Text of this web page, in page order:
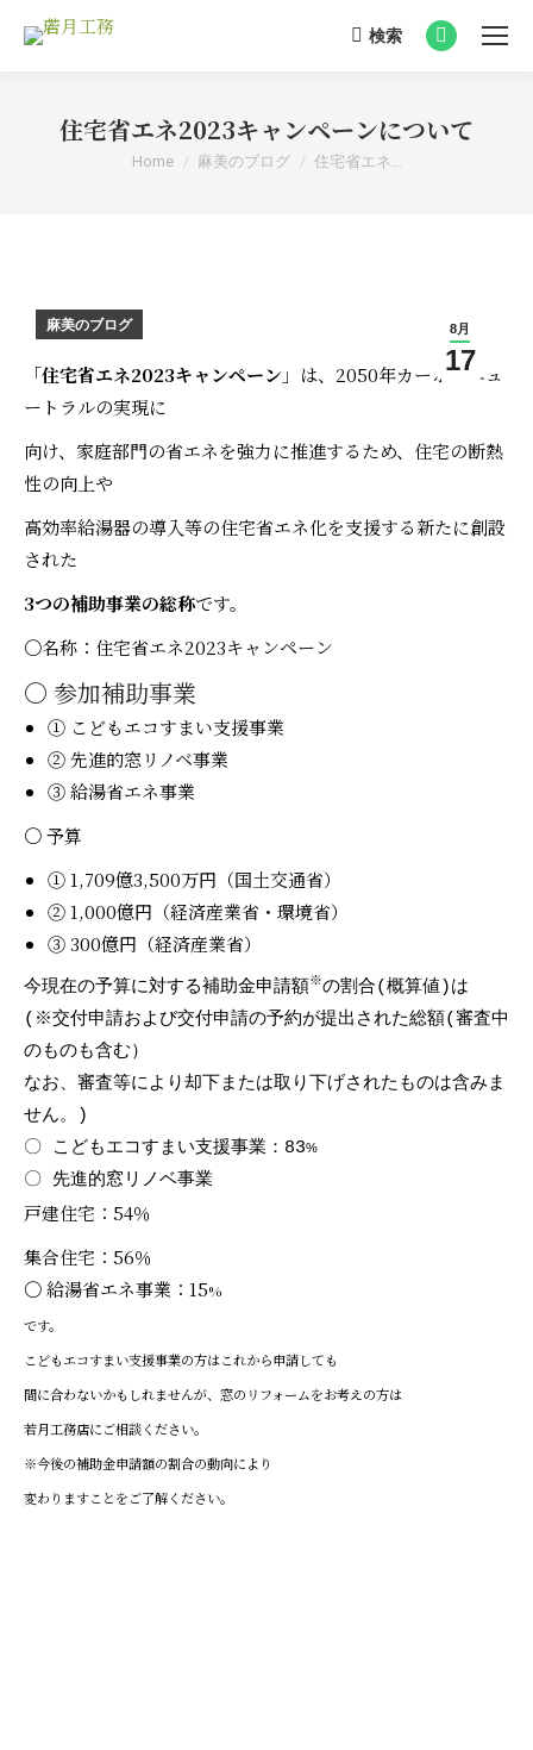
Search:
検索
Facebook
in
住宅省エネ2023キャンペーンについて
You are here:
Home 麻美のブログ 住宅省エネ…
8月
17
麻美のブログ
「住宅省エネ2023キャンペーン 」は、2050年カーボンニュ
ートラルの実現に
向け、家庭部門の省エネを強力に推進するため、住宅の断熱
性の向上や
高効率給湯器の導入等の住宅省エネ化を支援する新たに創設
された
3つの補助事業の総称です。
〇名称：住宅省エネ2023キャンペーン
〇 参加補助事業
① こどもエコすまい支援事業
② 先進的窓リノベ事業
③ 給湯省エネ事業
〇 予算
① 1,709億3,500万円（国土交通省）
② 1,000億円（経済産業省・環境省）
③ 300億円（経済産業省）
今現在の予算に対する補助金申請額※の割合(概算値)は
(※交付申請および交付申請の予約が提出された総額(審査中
のものも含む）
なお、審査等により却下または取り下げされたものは含みま
せん。)
〇 こどもエコすまい支援事業： 83%
〇 先進的窓リノベ事業
戸建住宅​：54％
集合住宅​​：56％
〇 給湯省エネ事業： 15%
です。
こどもエコすまい支援事業の方はこれから申請しても
間に合わないかもしれませんが、窓のリフォームをお考えの方は
若月工務店にご相談ください。
※今後の補助金申請額の割合の動向により
変わりますことをご了解ください。